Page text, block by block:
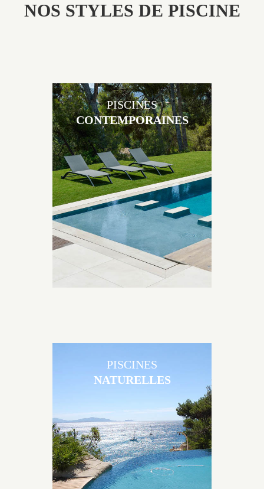
NOS STYLES DE PISCINE
Les piscines en béton contemporaines Jacques
Brens sont uniques grâce au large choix de
matériaux et de revêtements et les nombreuses
options disponibles, miroir, couloir de nage, plage
immergée, débordement.
PISCINES
CONTEMPORAINES
Les piscines en béton naturelles Jacques Brens sont
originales, elles s’intègrent parfaitement à leur
environnement grâce à un jeu de volume et de
matière sur-mesure conçu par notre bureau d’étude
spécialisé.
PISCINES
NATURELLES